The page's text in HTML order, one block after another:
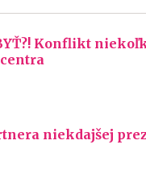
Konflikt
niekdajšej